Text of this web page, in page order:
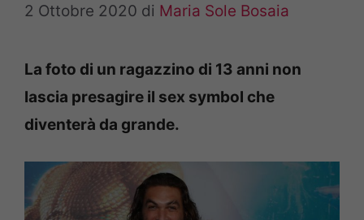
2 Ottobre 2020 di Maria Sole Bosaia
La foto di un ragazzino di 13 anni non
lascia presagire il sex symbol che
diventerà da grande.